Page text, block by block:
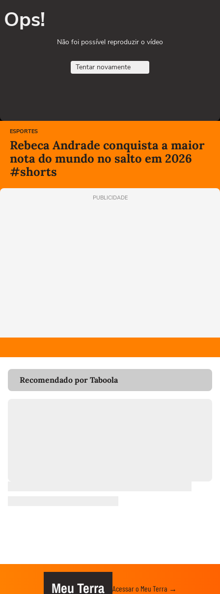
Ops!
Não foi possível reproduzir o vídeo
Tentar novamente
ESPORTES
Rebeca Andrade conquista a maior
nota do mundo no salto em 2026
#shorts
PUBLICIDADE
Recomendado por Taboola
Meu Terra Acessar o Meu Terra →